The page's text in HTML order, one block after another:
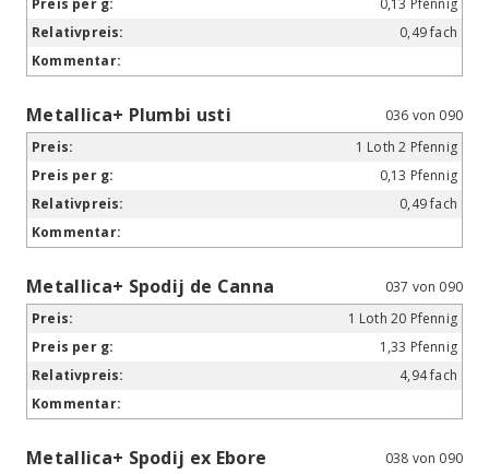
0,49 fach
Metallica+ Plumbi usti
036 von 090
1 Loth 2 Pfennig
0,13 Pfennig
0,49 fach
Metallica+ Spodij de Canna
037 von 090
1 Loth 20 Pfennig
1,33 Pfennig
4,94 fach
Metallica+ Spodij ex Ebore
038 von 090